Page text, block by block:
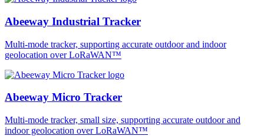
Abeeway Industrial Tracker
Multi-mode tracker, supporting accurate outdoor and indoor
geolocation over LoRaWAN™
Abeeway Micro Tracker
Multi-mode tracker, small size, supporting accurate outdoor and
indoor geolocation over LoRaWAN™